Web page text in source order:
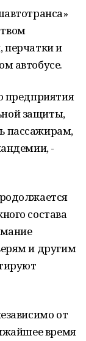
перчатки и
автобусе.
предприятия
защиты,
пассажирам,
-
состава
и другим
от
время